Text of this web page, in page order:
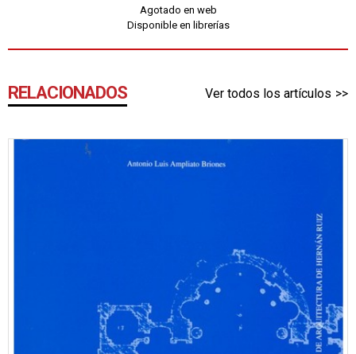
Agotado en web
Disponible en librerías
RELACIONADOS Ver todos los artículos